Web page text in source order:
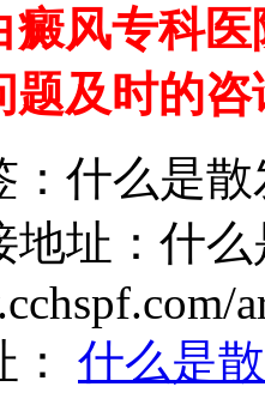
癜风专科
题及时的
什么是
址： 什么
什么是